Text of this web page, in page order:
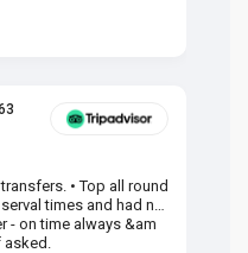
• Top all round
times and had no
- on time always &am